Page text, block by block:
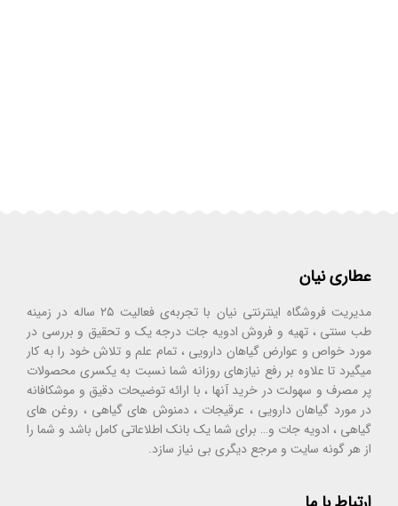
عطاری نیان
مدیریت فروشگاه اینترنتی نیان با تجربه‌ی فعالیت ۲۵ ساله در زمینه
طب سنتی ، تهیه و فروش ادویه جات درجه یک و تحقیق و بررسی در
مورد خواص و عوارض گیاهان دارویی ، تمام علم و تلاش خود را به کار
میگیرد تا علاوه بر رفع نیازهای روزانه شما نسبت به یکسری محصولات
پر مصرف و سهولت در خرید آنها ، با ارائه توضیحات دقیق و موشکافانه
در مورد گیاهان دارویی ، عرقیجات ، دمنوش های گیاهی ، روغن های
گیاهی ، ادویه جات و… برای شما یک بانک اطلاعاتی کامل باشد و شما را
از هر گونه سایت و مرجع دیگری بی نیاز سازد.